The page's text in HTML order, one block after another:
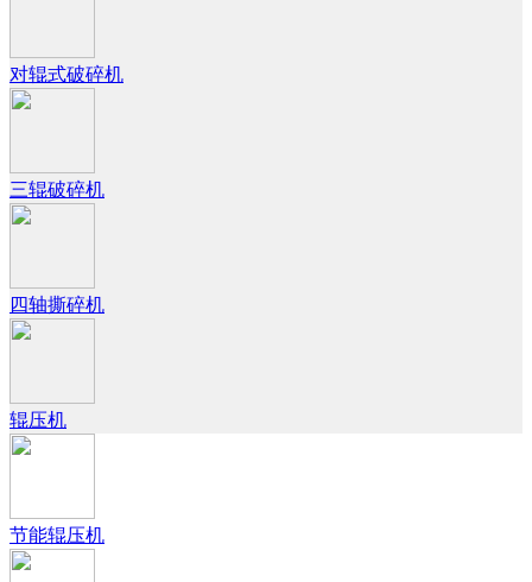
对辊式破碎机
三辊破碎机
四轴撕碎机
辊压机
节能辊压机